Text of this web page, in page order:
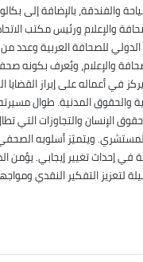
والفندقة، بالإضافة إلى
والإعلام ورئيس مكتب
للصحافة العربية وعدد
والإعلام، ويُعرف بكونه
في أعماله على إبراز
والحقوق المدنية. طوال
الإنسان والتجاوزات التي
ويتميّز أسلوبه الصحفي
إحداث تغيير إيجابي. يؤمن
لتعزيز التفكير النقدي